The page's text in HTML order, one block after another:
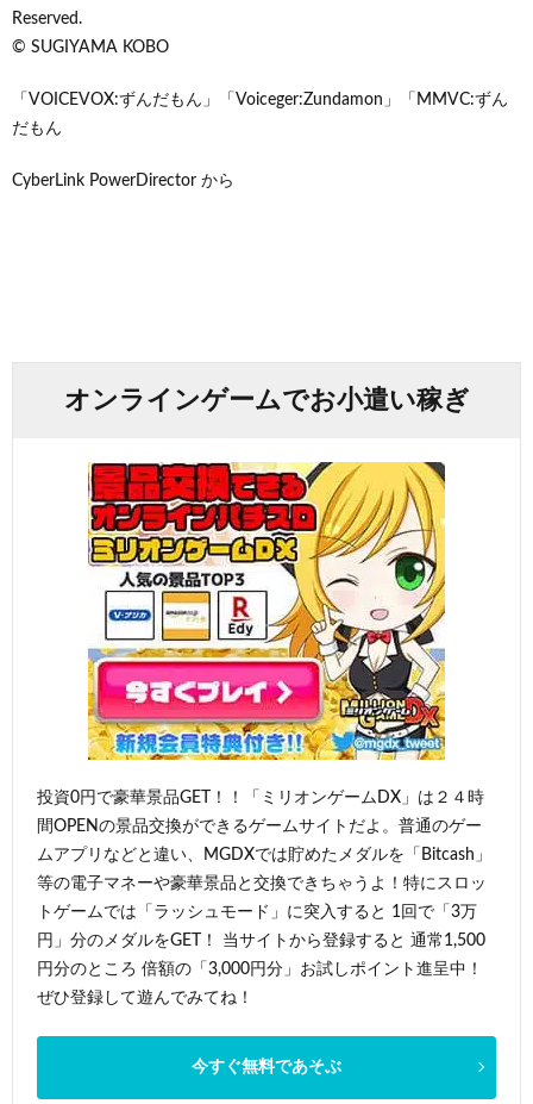
Reserved.
© SUGIYAMA KOBO
「VOICEVOX:ずんだもん」「Voiceger:Zundamon」「MMVC:ずん
だもん
CyberLink PowerDirector から
オンラインゲームでお小遣い稼ぎ
投資0円で豪華景品GET！！「ミリオンゲームDX」は２４時
間OPENの景品交換ができるゲームサイトだよ。普通のゲー
ムアプリなどと違い、MGDXでは貯めたメダルを「Bitcash」
等の電子マネーや豪華景品と交換できちゃうよ！特にスロッ
トゲームでは「ラッシュモード」に突入すると 1回で「3万
円」分のメダルをGET！ 当サイトから登録すると 通常1,500
円分のところ 倍額の「3,000円分」お試しポイント進呈中！
ぜひ登録して遊んでみてね！
今すぐ無料であそぶ